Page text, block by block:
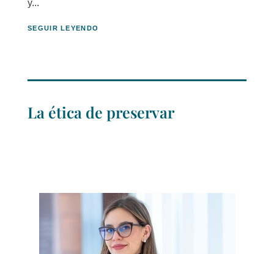
y...
SEGUIR LEYENDO
La ética de preservar